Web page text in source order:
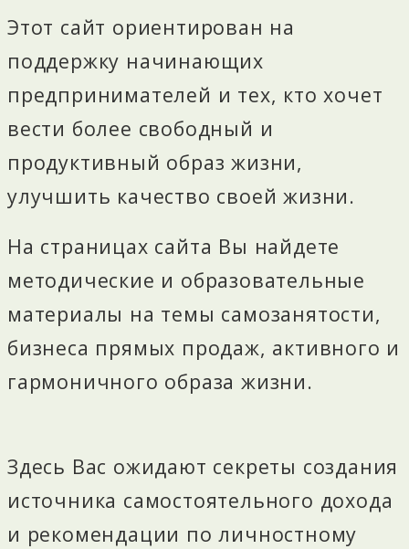
Этот сайт ориентирован на
поддержку начинающих
предпринимателей и тех, кто хочет
вести более свободный и
продуктивный образ жизни,
улучшить качество своей жизни.
На страницах сайта Вы найдете
методические и образовательные
материалы на темы самозанятости,
бизнеса прямых продаж, активного и
гармоничного образа жизни.
Здесь Вас ожидают секреты создания
источника самостоятельного дохода
и рекомендации по личностному